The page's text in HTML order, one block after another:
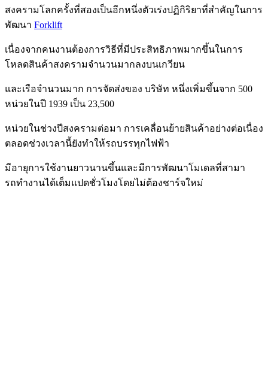
สงครามโลกครั้งที่สองเป็นอีกหนึ่งตัวเร่งปฏิกิริยาที่สําคัญในการ
พัฒนา Forklift
เนื่องจากคนงานต้องการวิธีที่มีประสิทธิภาพมากขึ้นในการ
โหลดสินค้าสงครามจํานวนมากลงบนเกวียน
และเรือจํานวนมาก การจัดส่งของ บริษัท หนึ่งเพิ่มขึ้นจาก 500
หน่วยในปี 1939 เป็น 23,500
หน่วยในช่วงปีสงครามต่อมา การเคลื่อนย้ายสินค้าอย่างต่อเนื่อง
ตลอดช่วงเวลานี้ยังทําให้รถบรรทุกไฟฟ้า
มีอายุการใช้งานยาวนานขึ้นและมีการพัฒนาโมเดลที่สามา
รถทํางานได้เต็มแปดชั่วโมงโดยไม่ต้องชาร์จใหม่